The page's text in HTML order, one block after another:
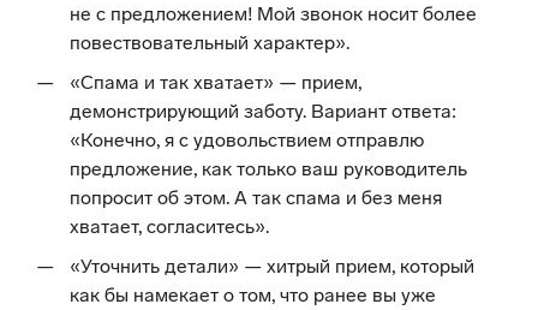
не с предложением! Мой звонок носит более
повествовательный характер».
«Спама и так хватает» — прием,
демонстрирующий заботу. Вариант ответа:
«Конечно, я с удовольствием отправлю
предложение, как только ваш руководитель
попросит об этом. А так спама и без меня
хватает, согласитесь».
«Уточнить детали» — хитрый прием, который
как бы намекает о том, что ранее вы уже